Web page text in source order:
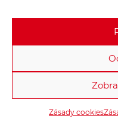
Zásady cookies
Přidat do